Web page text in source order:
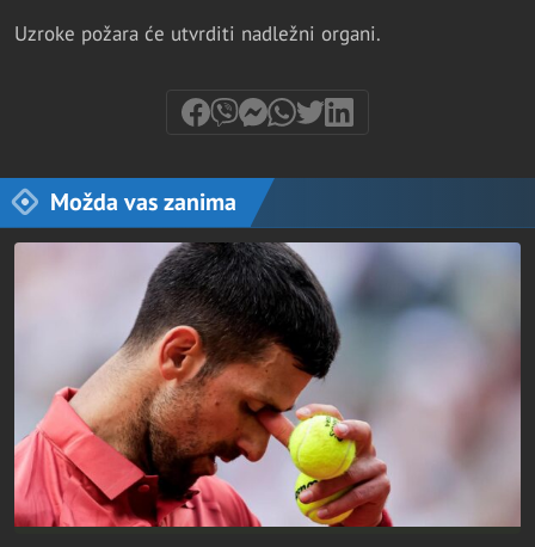
Uzroke požara će utvrditi nadležni organi.
Možda vas zanima